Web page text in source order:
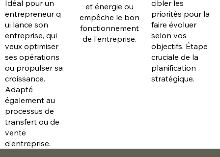
Idéal pour un
entrepreneur q
ui lance son
entreprise, qui
veux optimiser
ses opérations
ou propulser sa
croissance.
Adapté
également au
processus de
transfert ou de
vente
d'entreprise.
cibler les
priorités pour la
faire évoluer
selon vos
objectifs. Étape
cruciale de la
planification
stratégique.
et énergie ou
empêche le bon
fonctionnement
de l'entreprise.